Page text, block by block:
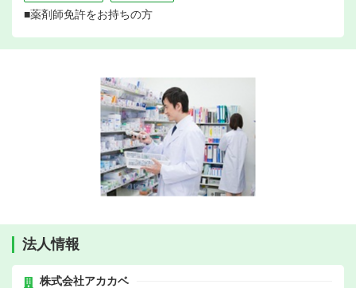
■薬剤師免許をお持ちの方
法人情報
株式会社アカカベ